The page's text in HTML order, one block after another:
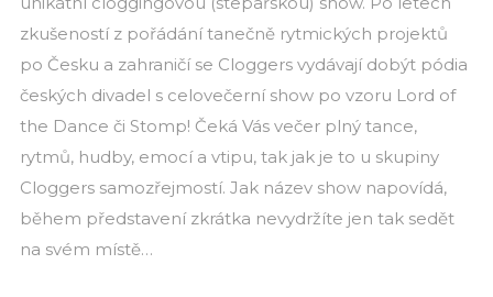
zkušeností z pořádání tanečně rytmických projektů
po Česku a zahraničí se Cloggers vydávají dobýt pódia
českých divadel s celovečerní show po vzoru Lord of
the Dance či Stomp! Čeká Vás večer plný tance,
rytmů, hudby, emocí a vtipu, tak jak je to u skupiny
Cloggers samozřejmostí. Jak název show napovídá,
během představení zkrátka nevydržíte jen tak sedět
na svém místě…